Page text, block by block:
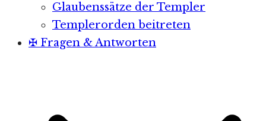
Glaubenssätze der Templer
Templerorden beitreten
✠ Fragen & Antworten